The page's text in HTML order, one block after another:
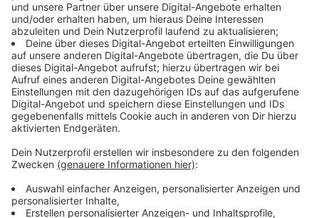
Übergangswirtschaft beendet. Für die Stadt bedeutet
das konkret, dass ab sofort wieder neue Investitionen,
beispielsweise in Schulgebäude oder in die örtliche
Infrastruktur, beauftragt und bezahlt werden können.
Anzeige
Anzeige
Trotz der Genehmigung bleibt die finanzielle Lage in